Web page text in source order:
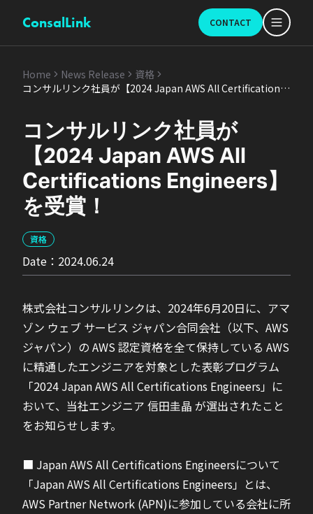
ConsalLink CONTACT
Home News Release
資格
コンサルリンク社員が【2024 Japan AWS All Certifications
コンサルリンク社員が
【2024 Japan AWS All
Certifications Engineers】
を受賞！
資格
Date： 2024.06.24
株式会社コンサルリンクは、2024年6月20日に、アマ
ゾン ウェブ サービス ジャパン合同会社（以下、AWS
ジャパン）の AWS 認定資格を全て保持している AWS
に精通したエンジニアを対象とした表彰プログラム
「2024 Japan AWS All Certifications Engineers」に
おいて、当社エンジニア 信田圭晶 が選出されたこと
をお知らせします。
■ Japan AWS All Certifications Engineersについて
「Japan AWS All Certifications Engineers」とは、
AWS Partner Network (APN)に参加している会社に所